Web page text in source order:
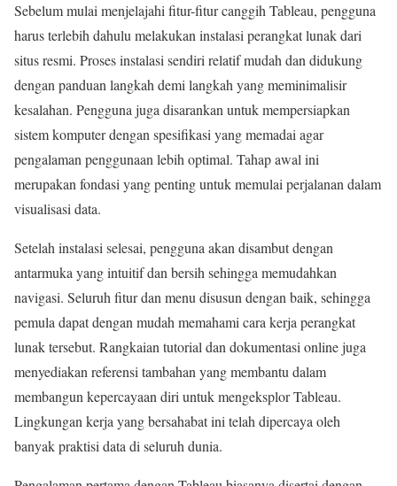
Sebelum mulai menjelajahi fitur-fitur canggih Tableau, pengguna
harus terlebih dahulu melakukan instalasi perangkat lunak dari
situs resmi. Proses instalasi sendiri relatif mudah dan didukung
dengan panduan langkah demi langkah yang meminimalisir
kesalahan. Pengguna juga disarankan untuk mempersiapkan
sistem komputer dengan spesifikasi yang memadai agar
pengalaman penggunaan lebih optimal. Tahap awal ini
merupakan fondasi yang penting untuk memulai perjalanan dalam
visualisasi data.
Setelah instalasi selesai, pengguna akan disambut dengan
antarmuka yang intuitif dan bersih sehingga memudahkan
navigasi. Seluruh fitur dan menu disusun dengan baik, sehingga
pemula dapat dengan mudah memahami cara kerja perangkat
lunak tersebut. Rangkaian tutorial dan dokumentasi online juga
menyediakan referensi tambahan yang membantu dalam
membangun kepercayaan diri untuk mengeksplor Tableau.
Lingkungan kerja yang bersahabat ini telah dipercaya oleh
banyak praktisi data di seluruh dunia.